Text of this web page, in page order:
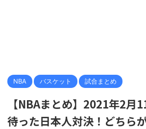
NBA バスケット 試合まとめ
【NBAまとめ】2021年2月
待った日本人対決！どちら